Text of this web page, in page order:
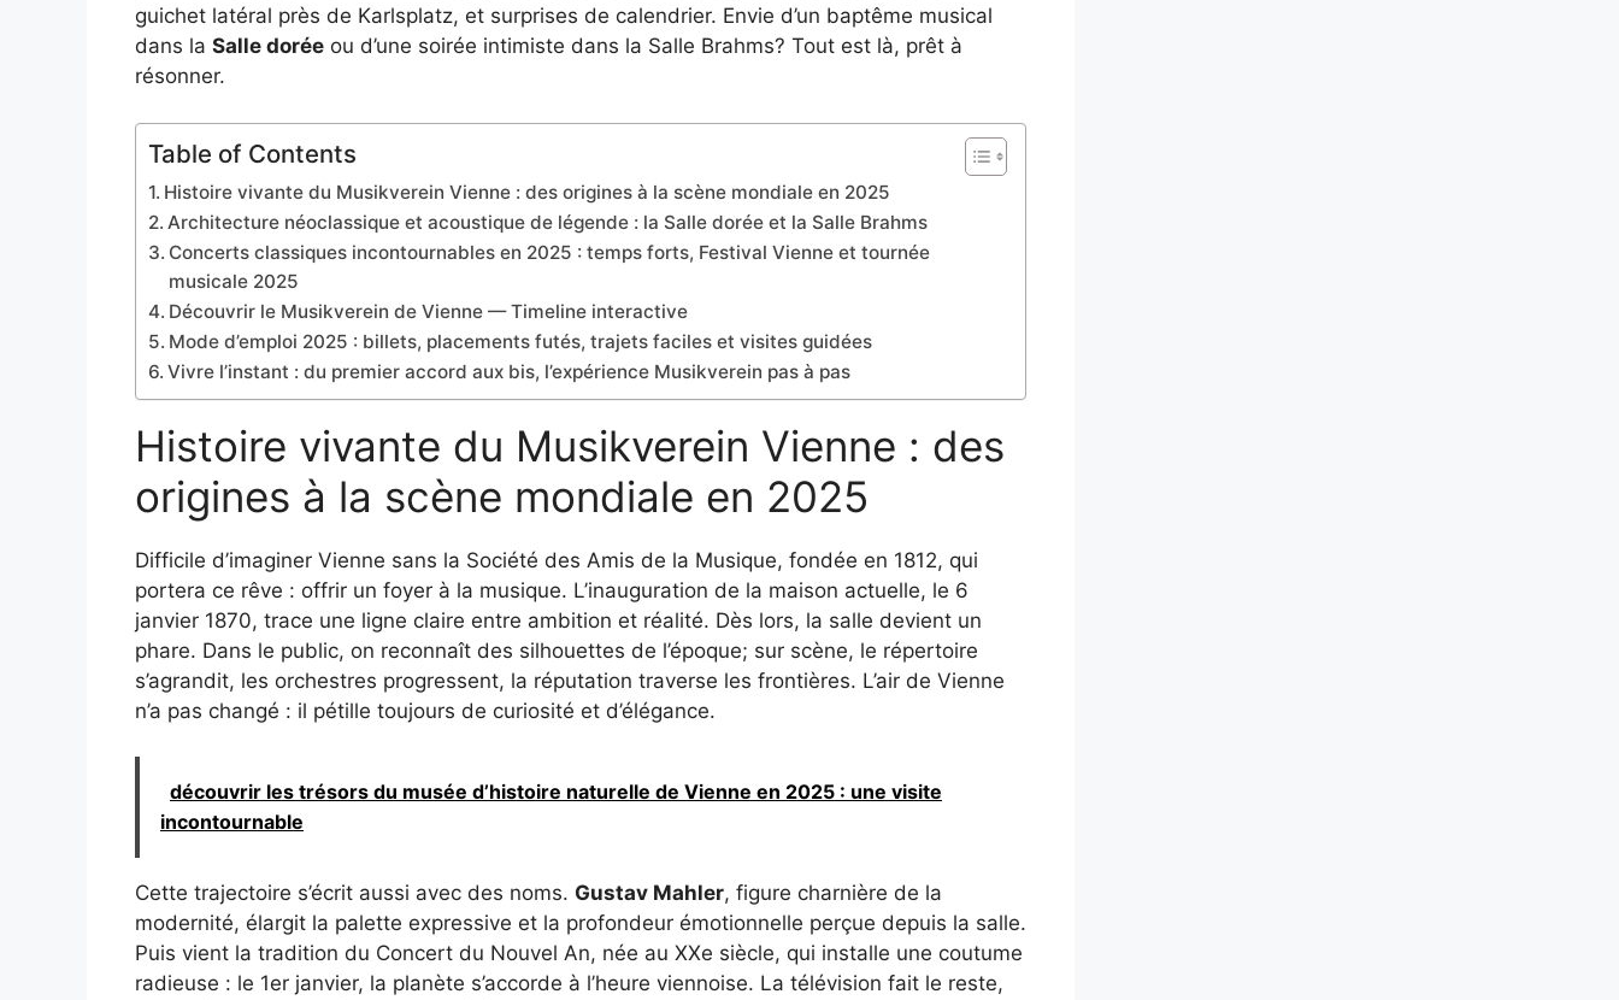
guichet latéral près de Karlsplatz, et surprises de calendrier. Envie d’un baptême musical
dans la Salle dorée ou d’une soirée intimiste dans la Salle Brahms? Tout est là, prêt à
résonner.
Table of Contents
Histoire vivante du Musikverein Vienne : des origines à la scène mondiale en 2025
Architecture néoclassique et acoustique de légende : la Salle dorée et la Salle Brahms
Concerts classiques incontournables en 2025 : temps forts, Festival Vienne et tournée
musicale 2025
Découvrir le Musikverein de Vienne — Timeline interactive
Mode d’emploi 2025 : billets, placements futés, trajets faciles et visites guidées
Vivre l’instant : du premier accord aux bis, l’expérience Musikverein pas à pas
Histoire vivante du Musikverein Vienne : des
origines à la scène mondiale en 2025
Difficile d’imaginer Vienne sans la Société des Amis de la Musique, fondée en 1812, qui
portera ce rêve : offrir un foyer à la musique. L’inauguration de la maison actuelle, le 6
janvier 1870, trace une ligne claire entre ambition et réalité. Dès lors, la salle devient un
phare. Dans le public, on reconnaît des silhouettes de l’époque; sur scène, le répertoire
s’agrandit, les orchestres progressent, la réputation traverse les frontières. L’air de Vienne
n’a pas changé : il pétille toujours de curiosité et d’élégance.
découvrir les trésors du musée d’histoire naturelle de Vienne en 2025 : une visite
incontournable
Cette trajectoire s’écrit aussi avec des noms. Gustav Mahler, figure charnière de la
modernité, élargit la palette expressive et la profondeur émotionnelle perçue depuis la salle.
Puis vient la tradition du Concert du Nouvel An, née au XXe siècle, qui installe une coutume
radieuse : le 1er janvier, la planète s’accorde à l’heure viennoise. La télévision fait le reste,